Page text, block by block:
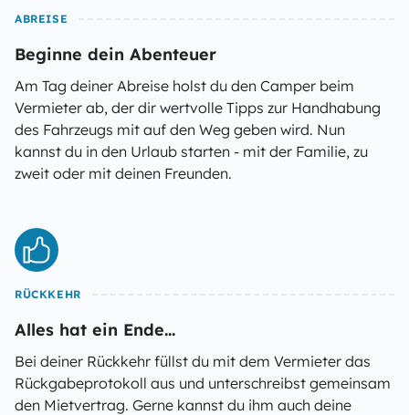
ABREISE
Beginne dein Abenteuer
Am Tag deiner Abreise holst du den Camper beim
Vermieter ab, der dir wertvolle Tipps zur Handhabung
des Fahrzeugs mit auf den Weg geben wird. Nun
kannst du in den Urlaub starten - mit der Familie, zu
zweit oder mit deinen Freunden.
RÜCKKEHR
Alles hat ein Ende...
Bei deiner Rückkehr füllst du mit dem Vermieter das
Rückgabeprotokoll aus und unterschreibst gemeinsam
den Mietvertrag. Gerne kannst du ihm auch deine